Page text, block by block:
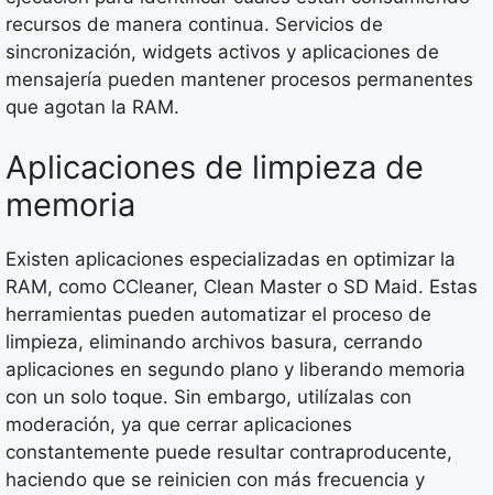
recursos de manera continua. Servicios de
sincronización, widgets activos y aplicaciones de
mensajería pueden mantener procesos permanentes
que agotan la RAM.
Aplicaciones de limpieza de
memoria
Existen aplicaciones especializadas en optimizar la
RAM, como CCleaner, Clean Master o SD Maid. Estas
herramientas pueden automatizar el proceso de
limpieza, eliminando archivos basura, cerrando
aplicaciones en segundo plano y liberando memoria
con un solo toque. Sin embargo, utilízalas con
moderación, ya que cerrar aplicaciones
constantemente puede resultar contraproducente,
haciendo que se reinicien con más frecuencia y